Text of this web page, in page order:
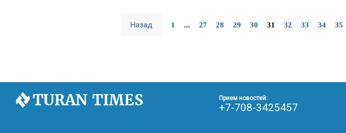
Назад 1 ... 27 28 29 30 31 32 33 34 35
Прием новостей:
+7-708-3425457